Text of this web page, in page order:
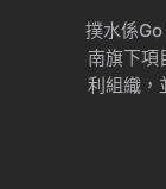
撲水係
南旗下項
利組織，